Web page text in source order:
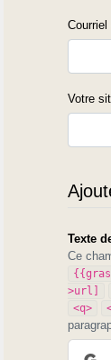
Courriel
Votre
Texte
Ce
>url]
<q>